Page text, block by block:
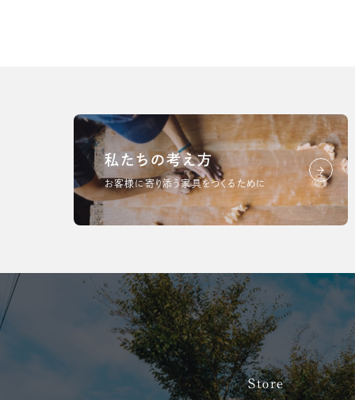
私たちの考え方
お客様に寄り添う家具をつくるために
Store